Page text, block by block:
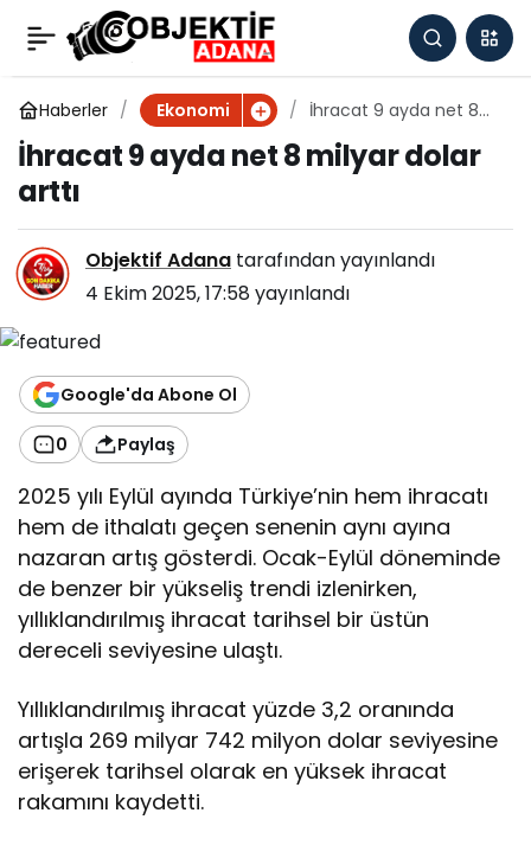
Haberler Ekonomi
İhracat 9 ayda net 8
İhracat 9 ayda net 8 milyar dolar
arttı
Objektif Adana tarafından yayınlandı
4 Ekim 2025, 17:58 yayınlandı
Google'da Abone Ol
0 Paylaş
2025 yılı Eylül ayında Türkiye’nin hem ihracatı
hem de ithalatı geçen senenin aynı ayına
nazaran artış gösterdi. Ocak-Eylül döneminde
de benzer bir yükseliş trendi izlenirken,
yıllıklandırılmış ihracat tarihsel bir üstün
dereceli seviyesine ulaştı.
Yıllıklandırılmış ihracat yüzde 3,2 oranında
artışla 269 milyar 742 milyon dolar seviyesine
erişerek tarihsel olarak en yüksek ihracat
rakamını kaydetti.
İhracat 9 ayda net 8
milyar dolar arttı